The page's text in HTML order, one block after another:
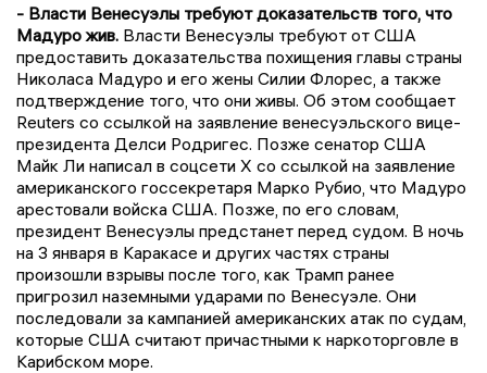
- Власти Венесуэлы требуют доказательств того, что
Мадуро жив. Власти Венесуэлы требуют от США
предоставить доказательства похищения главы страны
Николаса Мадуро и его жены Силии Флорес, а также
подтверждение того, что они живы. Об этом сообщает
Reuters со ссылкой на заявление венесуэльского вице-
президента Делси Родригес. Позже сенатор США
Майк Ли написал в соцсети X со ссылкой на заявление
американского госсекретаря Марко Рубио, что Мадуро
арестовали войска США. Позже, по его словам,
президент Венесуэлы предстанет перед судом. В ночь
на 3 января в Каракасе и других частях страны
произошли взрывы после того, как Трамп ранее
пригрозил наземными ударами по Венесуэле. Они
последовали за кампанией американских атак по судам,
которые США считают причастными к наркоторговле в
Карибском море.